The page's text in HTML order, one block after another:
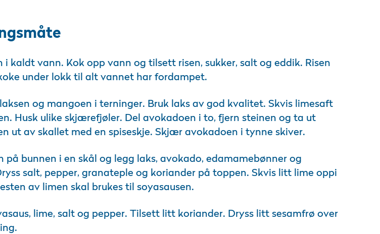
i kaldt vann. Kok opp vann og tilsett risen, sukker, salt og eddik. Risen
under lokk til alt vannet har fordampet.
og mangoen i terninger. Bruk laks av god kvalitet. Skvis limesaft
Husk ulike skjærefjøler. Del avokadoen i to, fjern steinen og ta ut
ut av skallet med en spiseskje. Skjær avokadoen i tynne skiver.
på bunnen i en skål og legg laks, avokado, edamamebønner og
salt, pepper, granateple og koriander på toppen. Skvis litt lime oppi
av limen skal brukes til soyasausen.
lime, salt og pepper. Tilsett litt koriander. Dryss litt sesamfrø over